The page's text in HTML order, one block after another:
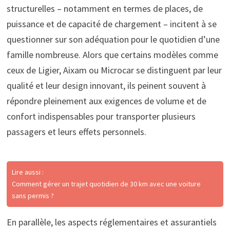
structurelles – notamment en termes de places, de
puissance et de capacité de chargement – incitent à se
questionner sur son adéquation pour le quotidien d’une
famille nombreuse. Alors que certains modèles comme
ceux de Ligier, Aixam ou Microcar se distinguent par leur
qualité et leur design innovant, ils peinent souvent à
répondre pleinement aux exigences de volume et de
confort indispensables pour transporter plusieurs
passagers et leurs effets personnels.
Lire aussi :
Comment gérer un trajet quotidien de 30 km avec une voiture
sans permis ?
En parallèle, les aspects réglementaires et assurantiels